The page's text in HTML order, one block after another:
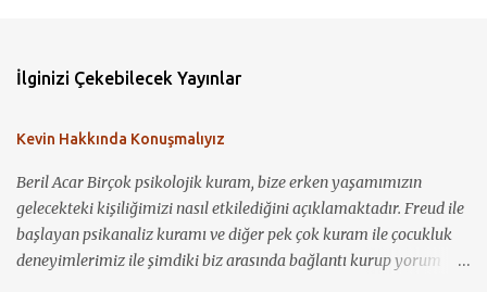
İlginizi Çekebilecek Yayınlar
Kevin Hakkında Konuşmalıyız
Beril Acar Birçok psikolojik kuram, bize erken yaşamımızın
gelecekteki kişiliğimizi nasıl etkilediğini açıklamaktadır. Freud ile
başlayan psikanaliz kuramı ve diğer pek çok kuram ile çocukluk
deneyimlerimiz ile şimdiki biz arasında bağlantı kurup yorum